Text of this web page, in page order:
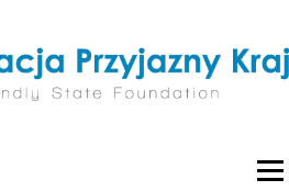
Menu